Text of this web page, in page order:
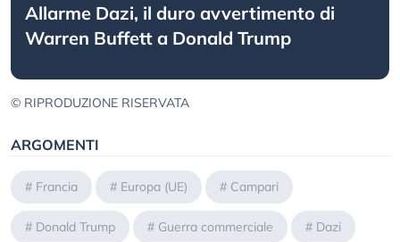
Allarme Dazi, il duro avvertimento di
Warren Buffett a Donald Trump
© RIPRODUZIONE RISERVATA
ARGOMENTI
# Francia # Europa (UE) # Campari
# Donald Trump # Guerra commerciale # Dazi